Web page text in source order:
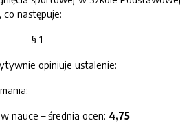
następuje:
§ 1
opiniuje ustalenie:
nauce – średnia ocen: 4,75